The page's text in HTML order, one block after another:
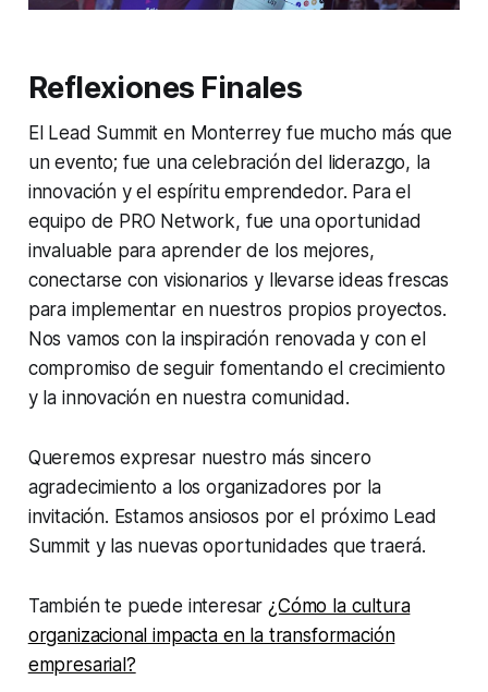
Reflexiones Finales
El Lead Summit en Monterrey fue mucho más que
un evento; fue una celebración del liderazgo, la
innovación y el espíritu emprendedor. Para el
equipo de PRO Network, fue una oportunidad
invaluable para aprender de los mejores,
conectarse con visionarios y llevarse ideas frescas
para implementar en nuestros propios proyectos.
Nos vamos con la inspiración renovada y con el
compromiso de seguir fomentando el crecimiento
y la innovación en nuestra comunidad.
Queremos expresar nuestro más sincero
agradecimiento a los organizadores por la
invitación. Estamos ansiosos por el próximo Lead
Summit y las nuevas oportunidades que traerá.
También te puede interesar¿Cómo la cultura
organizacional impacta en la transformación
empresarial?